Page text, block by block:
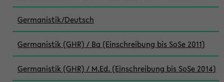
Germanistik/Deutsch
Germanistik (GHR) / Ba (Einschreibung bis SoSe 2011)
Germanistik (GHR) / M.Ed. (Einschreibung bis SoSe 2014)